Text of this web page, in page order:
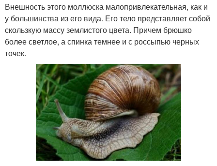
Внешность этого моллюска малопривлекательная, как и
у большинства из его вида. Его тело представляет собой
скользкую массу землистого цвета. Причем брюшко
более светлое, а спинка темнее и с россыпью черных
точек.